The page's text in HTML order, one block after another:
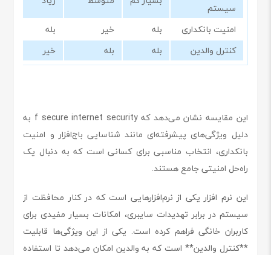
سیستم
امنیت بانکداری
بله خیر
بله
کنترل والدین
بله بله خیر
این مقایسه نشان می‌دهد که f secure internet security به
دلیل ویژگی‌های پیشرفته‌ای مانند شناسایی باج‌افزار و امنیت
بانکداری، انتخاب مناسبی برای کسانی است که به دنبال یک
راه‌حل امنیتی جامع هستند.
این نرم افزار یکی از نرم‌افزارهایی است که در کنار محافظت از
سیستم در برابر تهدیدات سایبری، امکانات بسیار مفیدی برای
کاربران خانگی فراهم کرده است. یکی از این ویژگی‌ها قابلیت
**کنترل والدین** است که به والدین امکان می‌دهد تا استفاده